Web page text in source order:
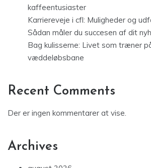
kaffeentusiaster
Karriereveje i cfl: Muligheder og
Sådan måler du succesen af dit
Bag kulisserne: Livet som træner
væddeløbsbane
Recent Comments
Der er ingen kommentarer at vise.
Archives